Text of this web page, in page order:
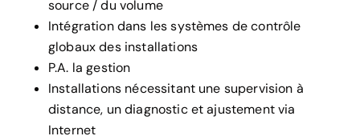
source / du volume
Intégration dans les systèmes de contrôle
globaux des installations
P.A. la gestion
Installations nécessitant une supervision à
distance, un diagnostic etajustement via
Internet